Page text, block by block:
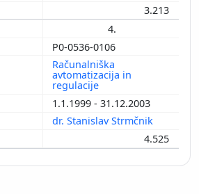
3.213
4.
P0-0536-0106
Računalniška
avtomatizacija in
regulacije
1.1.1999 - 31.12.2003
dr. Stanislav Strmčnik
4.525